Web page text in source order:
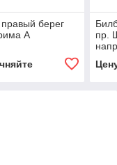
берег
А
пр.